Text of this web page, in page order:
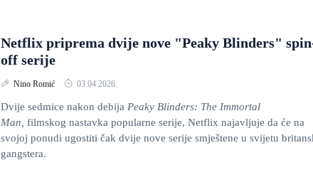
Netflix priprema dvije nove "Peaky Blinders"
off serije
Nino Romić 03.04.2026.
Dvije sedmice nakon debija Peaky Blinders: The Immortal
Man, filmskog nastavka popularne serije, Netflix najavljuje da će na
svojoj ponudi ugostiti čak dvije nove serije smještene u svijetu
gangstera.